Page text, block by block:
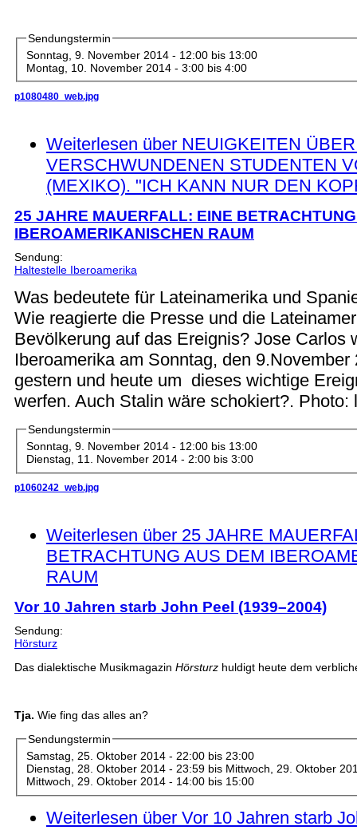
Sendungstermin
Sonntag, 9. November 2014 - 12:00bis 13:00
Montag, 10. November 2014 - 3:00bis 4:00
p1080480_web.jpg
Weiterlesen über NEUIGKEITEN
VERSCHWUNDENEN STUDENTEN
(MEXIKO). "ICH KANN NUR DEN
25 JAHRE MAUERFALL: EINE
IBEROAMERIKANISCHEN RAUM
Sendung:
Haltestelle Iberoamerika
Was bedeutete für Lateinamerika und
Wie reagierte die Presse und die
Bevölkerung auf das Ereignis? Jose Carlos
Iberoamerika am Sonntag, den
gestern und heute um dieses wichtige
werfen. Auch Stalin wäre schokiert?. Photo:
Sendungstermin
Sonntag, 9. November 2014 - 12:00bis 13:00
Dienstag, 11. November 2014 - 2:00bis 3:00
p1060242_web.jpg
Weiterlesen über 25 JAHRE
BETRACHTUNG AUS DEM
RAUM
Vor 10 Jahren starb John Peel (1939–2004)
Sendung:
Hörsturz
Das dialektische Musikmagazin Hörsturz huldigt heute dem
Tja. Wie fing das alles an?
Sendungstermin
Samstag, 25. Oktober 2014 - 22:00bis 23:00
Dienstag, 28. Oktober 2014 - 23:59bis Mittwoch, 29. Oktober
Mittwoch, 29. Oktober 2014 - 14:00bis 15:00
Weiterlesen über Vor 10 Jahren starb